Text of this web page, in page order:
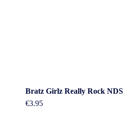
Bratz Girlz Really Rock NDS
€3.95